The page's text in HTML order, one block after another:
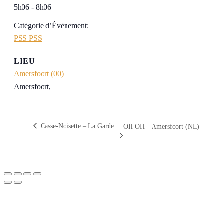
5h06 - 8h06
Catégorie d’Évènement:
PSS PSS
LIEU
Amersfoort (00)
Amersfoort,
Casse-Noisette – La Garde OH OH – Amersfoort (NL)